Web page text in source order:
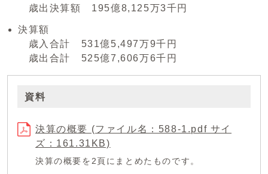
歳出決算額 195億8,125万3千円
決算額
歳入合計 531億5,497万9千円
歳出合計 525億7,606万6千円
資料
決算の概要 (ファイル名：588-1.pdf サイ
ズ：161.31KB)
決算の概要を2頁にまとめたものです。